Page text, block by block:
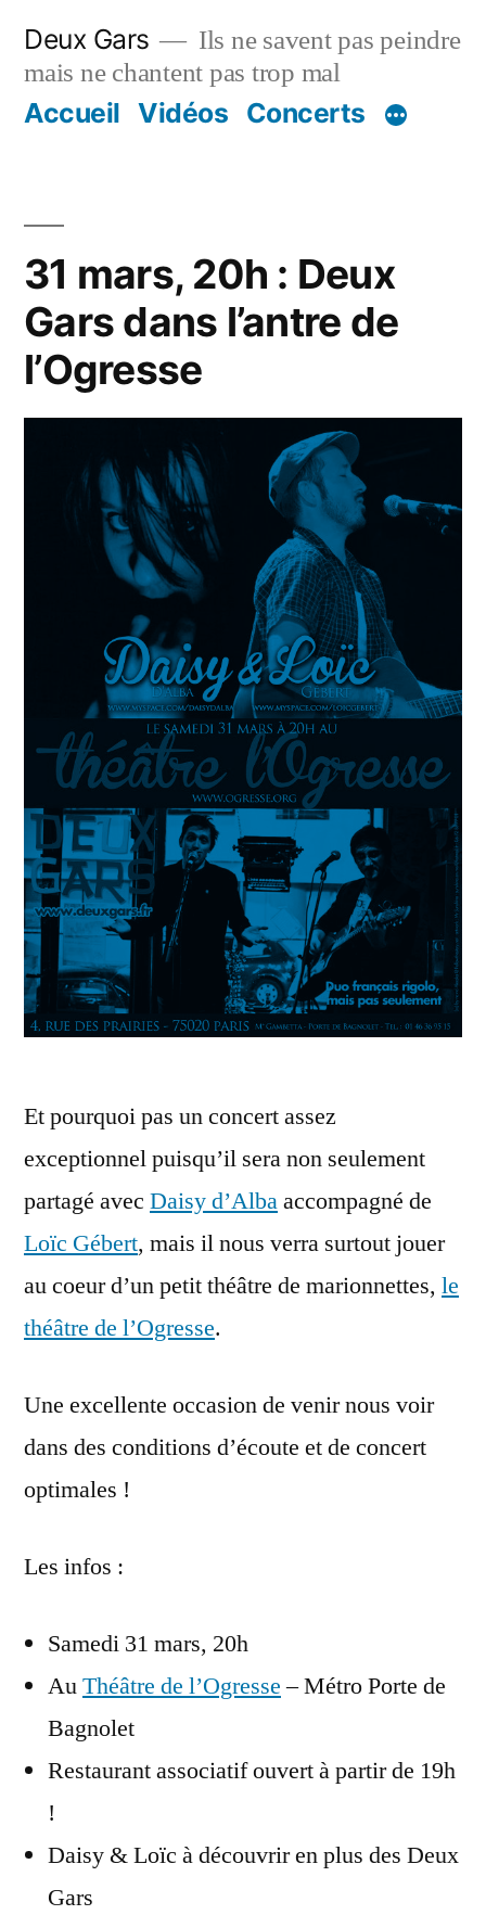
contenu
Deux Gars
Ils ne savent pas peindre
mais ne chantent pas trop mal
Accueil Vidéos Concerts
31 mars, 20h : Deux
Gars dans l’antre de
l’Ogresse
Et pourquoi pas un concert assez
exceptionnel puisqu’il sera non seulement
partagé avec Daisy d’Albaaccompagné de
Loïc Gébert, mais il nous verra surtout jouer
au coeur d’un petit théâtre de marionnettes, le
théâtre de l’Ogresse.
Une excellente occasion de venir nous voir
dans des conditions d’écoute et de concert
optimales !
Les infos :
Samedi 31 mars, 20h
AuThéâtre de l’Ogresse– Métro Porte de
Bagnolet
Restaurant associatif ouvert à partir de 19h
!
Daisy & Loïc à découvrir en plus des Deux
Gars